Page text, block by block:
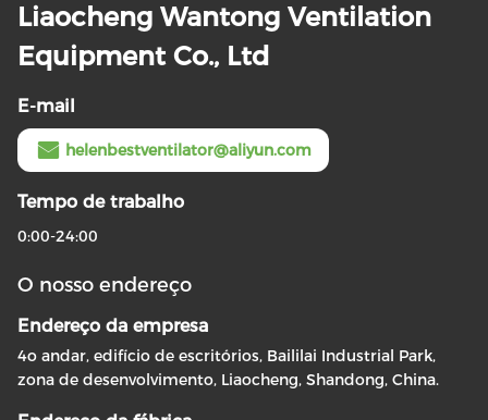
Liaocheng Wantong Ventilation
Equipment Co., Ltd
E-mail
helenbestventilator@aliyun.com
Tempo de trabalho
0:00-24:00
O nosso endereço
Endereço da empresa
4o andar, edifício de escritórios, Baililai Industrial Park,
zona de desenvolvimento, Liaocheng, Shandong, China.